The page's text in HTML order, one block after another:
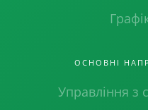
ОСНОВНІ
Управління з